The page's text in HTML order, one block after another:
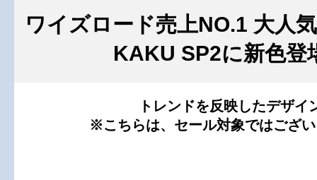
ワイズロード売上NO.1 大人
KAKU SP2に新色登
トレンドを反映したデザイ
※こちらは、セール対象ではござ